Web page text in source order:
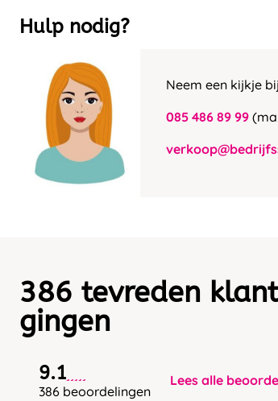
Hulp nodig?
Neem een kijkje
085 486 89 99
386 tevreden
gingen
9.1
386 beoordelingen
Lees alle